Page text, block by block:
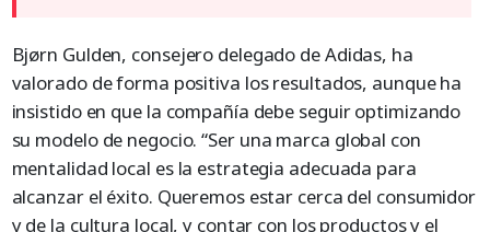
Bjørn Gulden, consejero delegado de Adidas, ha
valorado de forma positiva los resultados, aunque ha
insistido en que la compañía debe seguir optimizando
su modelo de negocio. “Ser una marca global con
mentalidad local es la estrategia adecuada para
alcanzar el éxito. Queremos estar cerca del consumidor
y de la cultura local, y contar con los productos y el